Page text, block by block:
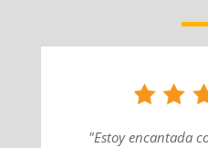
"Estoy encantada